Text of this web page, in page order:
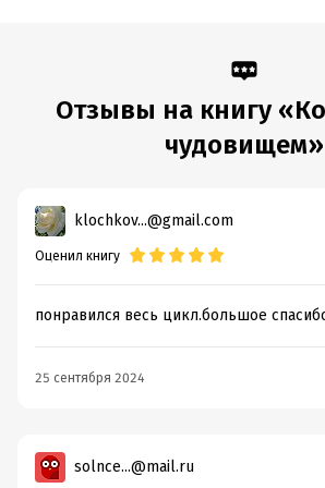
Отзывы на книгу
чудовищем»
klochkov...@gmail.com
Оценил книгу
понравился весь цикл.большое
25 сентября 2024
solnce...@mail.ru